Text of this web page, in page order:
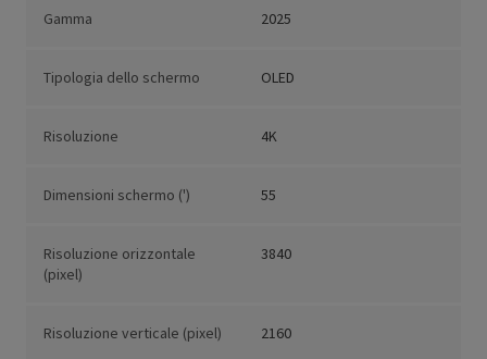
Gamma 2025
Tipologia dello schermo OLED
Risoluzione 4K
Dimensioni schermo (') 55
Risoluzione orizzontale
(pixel)
3840
Risoluzione verticale (pixel) 2160